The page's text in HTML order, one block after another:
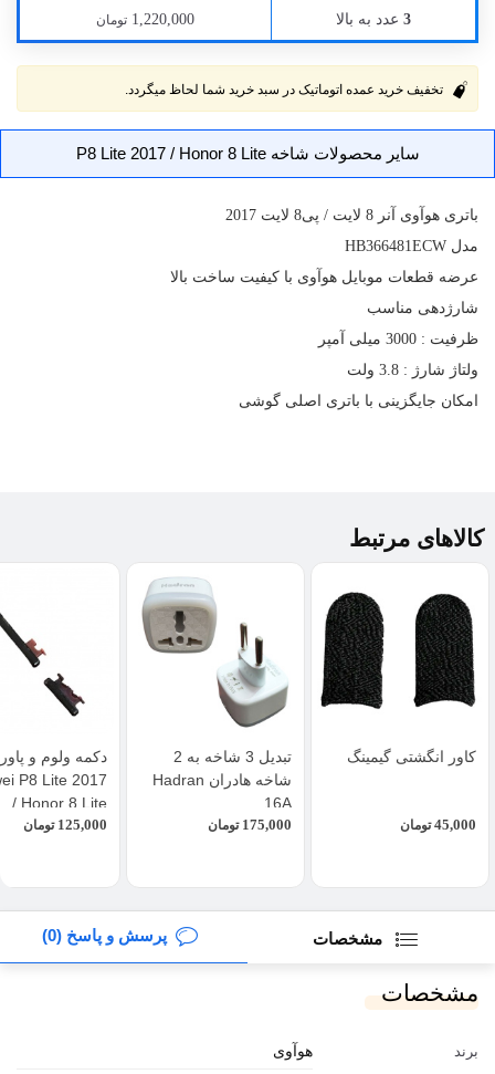
3 عدد به بالا 1,220,000 تومان
تخفیف خرید عمده اتوماتیک در سبد خرید شما لحاظ میگردد.
سایر محصولات شاخه P8 Lite 2017 / Honor 8 Lite
باتری هوآوی آنر 8 لایت / پی8 لایت 2017
مدل HB366481ECW
عرضه قطعات موبایل هوآوی با کیفیت ساخت بالا
شارژدهی مناسب
ظرفیت : 3000 میلی آمپر
ولتاژ شارژ : 3.8 ولت
امکان جایگزینی با باتری اصلی گوشی
کالاهای مرتبط
کاور انگشتی گیمینگ
45,000 تومان
تبدیل 3 شاخه به 2
شاخه هادران Hadran
16A
175,000 تومان
دکمه ولوم و
P8 Lite 2017
/ Honor 8 Lite
125,000 تومان
مشخصات پرسش و پاسخ (0)
مشخصات
برند هوآوی